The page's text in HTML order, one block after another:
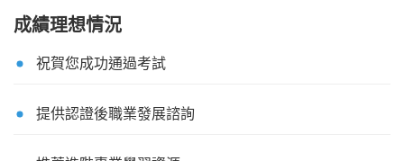
成績理想情況
祝賀您成功通過考試
提供認證後職業發展諮詢